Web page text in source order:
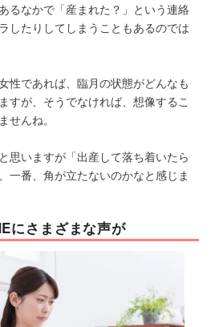
るなかで「産まれた？」という連絡
したりしてしまうこともあるのでは
性であれば、臨月の状態がどんなも
すが、そうでなければ、想像するこ
せんね。
思いますが「出産して落ち着いたら
一番、角が立たないのかなと感じま
にさまざまな声が